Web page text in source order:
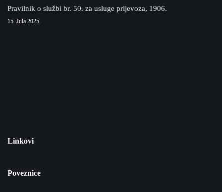
Pravilnik o službi br. 50. za usluge prijevoza, 1906.
15. Jula 2025.
Linkovi
Poveznice